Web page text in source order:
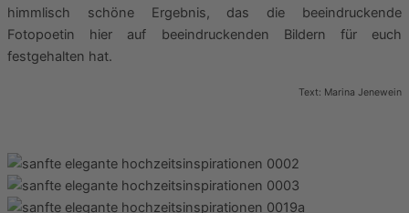
himmlisch schöne Ergebnis, das die beeindruckende
Fotopoetin hier auf beeindruckenden Bildern für euch
festgehalten hat.
Text: Marina Jenewein